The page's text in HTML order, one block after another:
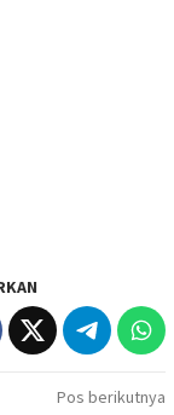
Pos berikutnya